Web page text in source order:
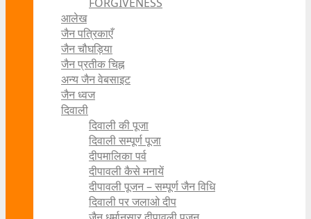
आलेख
जैन पत्रिकाएँ
जैन चौघड़िया
जैन प्रतीक चिह्न
अन्य जैन वेबसाइट
जैन ध्वज
दिवाली
दिवाली की पूजा
दिवाली सम्पूर्ण पूजा
दीपमालिका पर्व
दीपावली कैसे मनायें
दीपावली पूजन – सम्पूर्ण जैन विधि
दिवाली पर जलाओ दीप